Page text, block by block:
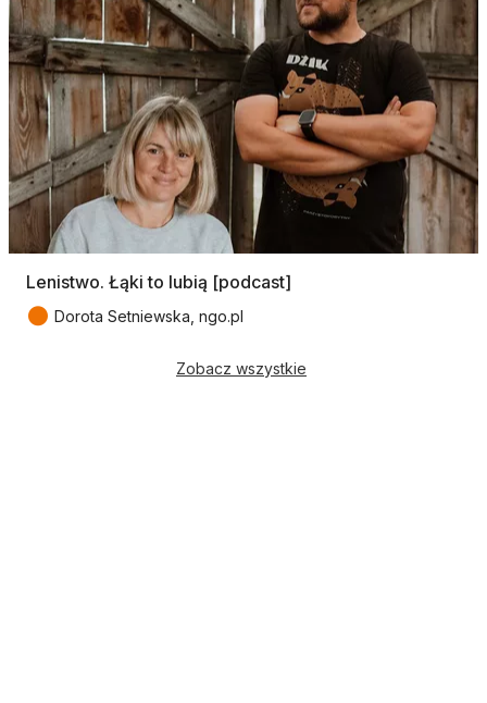
Lenistwo. Łąki to lubią [podcast]
● Dorota Setniewska, ngo.pl
Zobacz wszystkie